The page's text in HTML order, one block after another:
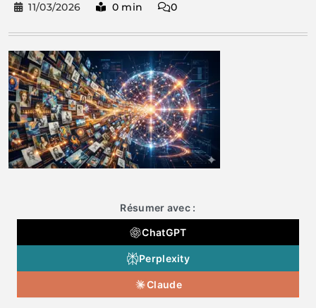
11/03/2026 0 min 0
Résumer avec :
ChatGPT
Perplexity
Claude